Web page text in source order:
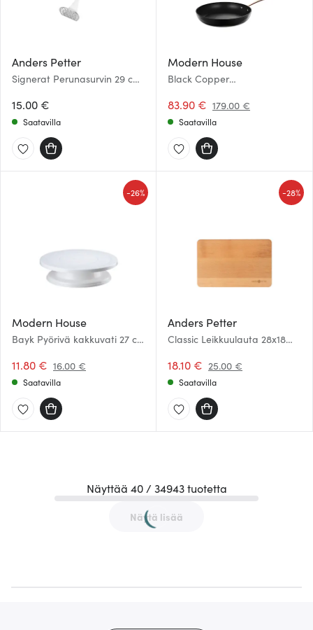
Anders Petter
Signerat Perunasurvin 29 cm
15.00 €
Saatavilla
Modern House
Black Copper
83.90 € 179.00 €
Saatavilla
Modern House
Bayk Pyörivä kakkuvati 27 cm
11.80 € 16.00 €
-26%
Saatavilla
Anders Petter
Classic Leikkuulauta 28x18
18.10 € 25.00 €
-28%
Saatavilla
Näyttää 40 / 34943 tuotetta
Näytä lisää